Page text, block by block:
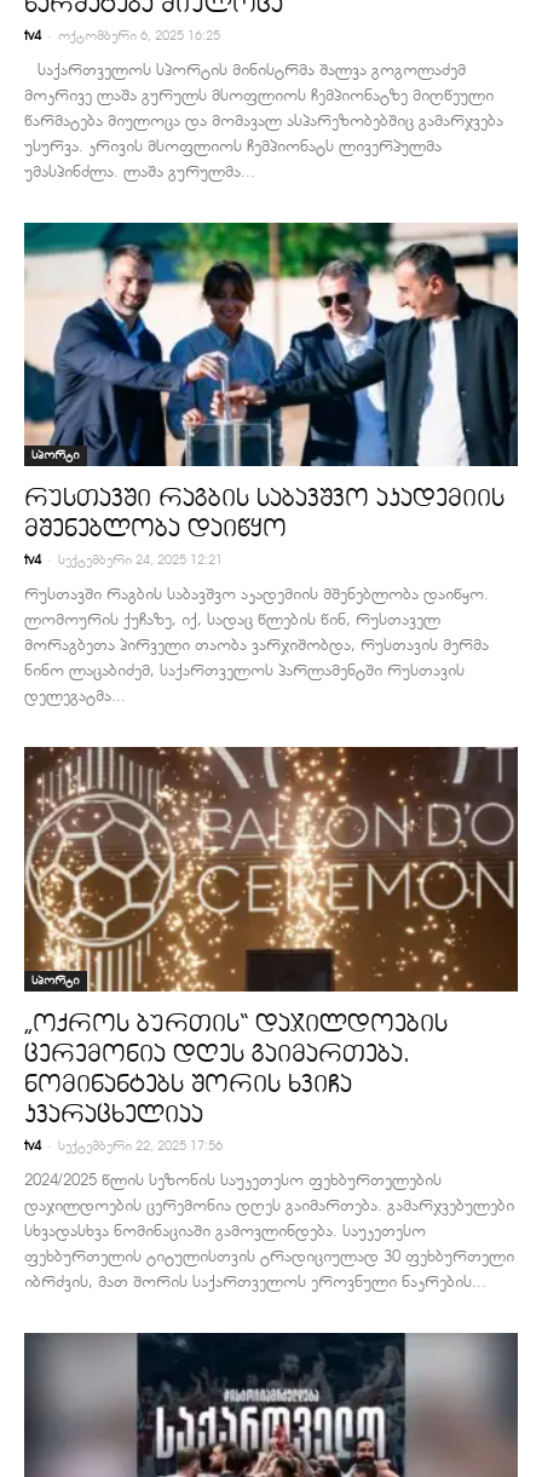
tv4 - ოქტომბერი 6, 2025 16:25
საქართველოს სპორტის მინისტრმა შალვა გოგოლაძემ
მოკრივე ლაშა გურულს მსოფლიოს ჩემპიონატზე მიღწეული
წარმატება მიულოცა და მომავალ ასპარეზობებშიც გამარჯვება
უსურვა. კრივის მსოფლიოს ჩემპიონატს ლივერპულმა
უმასპინძლა. ლაშა გურულმა...
სპორტი
რუსთავში რაგბის საბავშვო აკადემიის
მშენებლობა დაიწყო
tv4 - სექტემბერი 24, 2025 12:21
რუსთავში რაგბის საბავშვო აკადემიის მშენებლობა დაიწყო.
ლომოურის ქუჩაზე, იქ, სადაც წლების წინ, რუსთაველ
მორაგბეთა პირველი თაობა ვარჯიშობდა, რუსთავის მერმა
ნინო ლაცაბიძემ, საქართველოს პარლამენტში რუსთავის
დელეგატმა...
სპორტი
„ოქროს ბურთის“ დაჯილდოების
ცერემონია დღეს გაიმართება.
ნომინანტებს შორის ხვიჩა
კვარაცხელიაა
tv4 - სექტემბერი 22, 2025 17:56
2024/2025 წლის სეზონის საუკეთესო ფეხბურთელების
დაჯილდოების ცერემონია დღეს გაიმართება. გამარჯვებულები
სხვადასხვა ნომინაციაში გამოვლინდება. საუკეთესო
ფეხბურთელის ტიტულისთვის ტრადიციულად 30 ფეხბურთელი
იბრძვის, მათ შორის საქართველოს ეროვნული ნაკრების...